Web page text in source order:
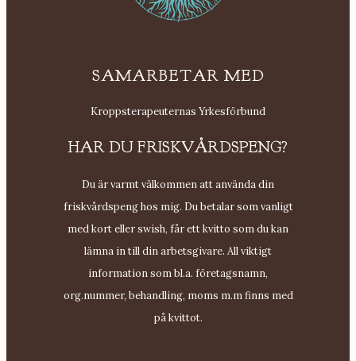
SAMARBETAR MED
Kroppsterapeuternas Yrkesförbund
HAR DU FRISKVÅRDSPENG?
Du är varmt välkommen att använda din
friskvårdspeng hos mig. Du betalar som vanligt
med kort eller swish, får ett kvitto som du kan
lämna in till din arbetsgivare. All viktigt
information som bl.a. företagsnamn,
org.nummer, behandling, moms m.m finns med
på kvittot.